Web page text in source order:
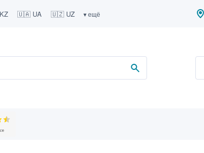
🇺🇦 UA 🇺🇿 UZ ▾ ещё